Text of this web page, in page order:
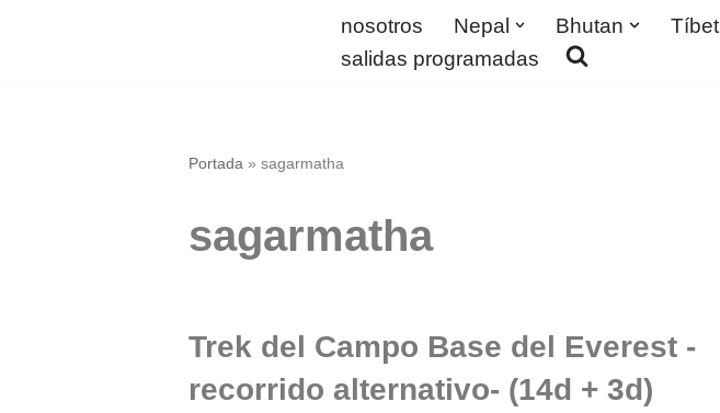
nosotros Nepal Bhutan Tíbet
salidas programadas
Portada » sagarmatha
sagarmatha
Trek del Campo Base del Everest -
recorrido alternativo- (14d + 3d)